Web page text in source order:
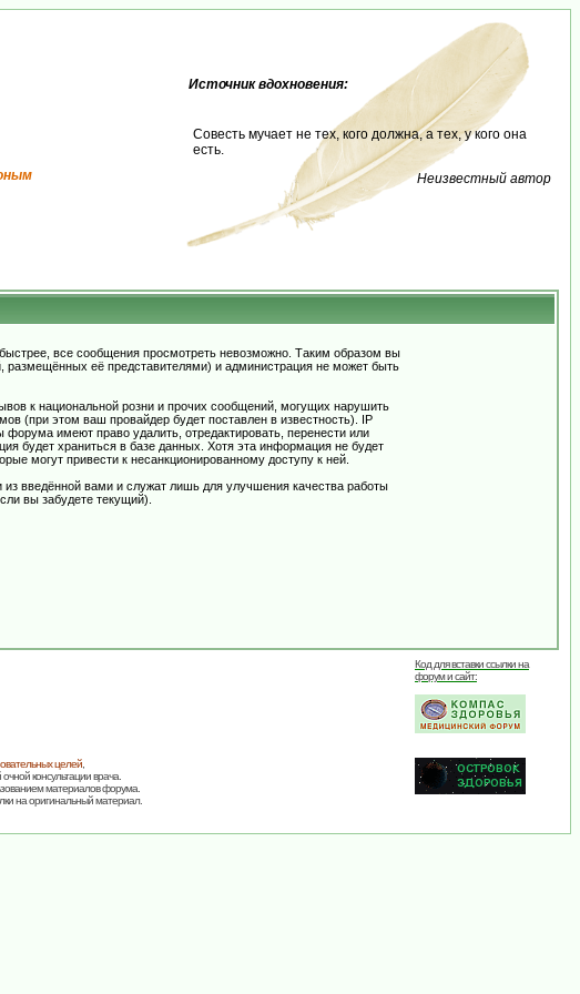
Источник вдохновения:
Совесть мучает не тех, кого должна, а тех, у кого она
есть.
Неизвестный автор
все сообщения просмотреть невозможно. Таким образом вы
её представителями) и администрация не может быть
к национальной розни и прочих сообщений, могущих нарушить
(при этом ваш провайдер будет поставлен в известность). IP
имеют право удалить, отредактировать, перенести или
будет храниться в базе данных. Хотя эта информация не будет
могут привести к несанкционированному доступу к ней.
введённой вами и служат лишь для улучшения качества работы
вы забудете текущий).
Код для вставки ссылки на
форум и сайт:
целей,
консультации врача.
материалов форума.
на оригинальный материал.